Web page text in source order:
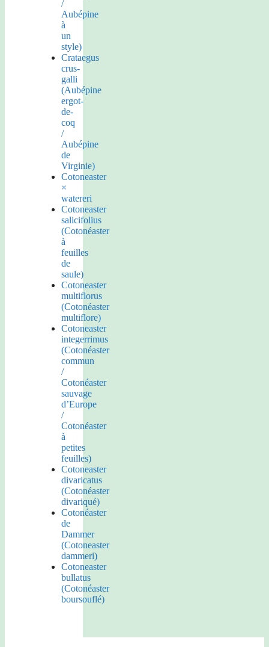
/
Aubépine
à
un
style)
Crataegus
crus-
galli
(Aubépine
ergot-
de-
coq
/
Aubépine
de
Virginie)
Cotoneaster
×
watereri
Cotoneaster
salicifolius
(Cotonéaster
à
feuilles
de
saule)
Cotoneaster
multiflorus
(Cotonéaster
multiflore)
Cotoneaster
integerrimus
(Cotonéaster
commun
/
Cotonéaster
sauvage
d’Europe
/
Cotonéaster
à
petites
feuilles)
Cotoneaster
divaricatus
(Cotonéaster
divariqué)
Cotonéaster
de
Dammer
(Cotoneaster
dammeri)
Cotoneaster
bullatus
(Cotonéaster
boursouflé)